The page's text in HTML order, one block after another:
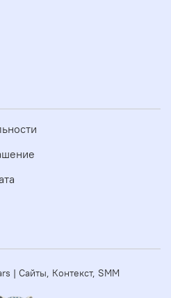
| Сайты, Контекст, SMM